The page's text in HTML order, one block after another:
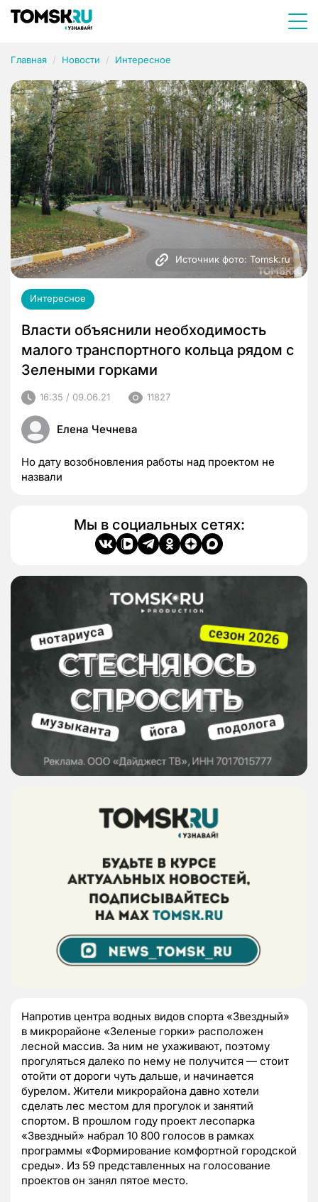
Главная Новости Интересное
Источник фото: Tomsk.ru
Интересное
Власти объяснили необходимость
малого транспортного кольца рядом с
Зелеными горками
16:35 / 09.06.21 11827
Елена Чечнева
Но дату возобновления работы над проектом не
назвали
Мы в социальных сетях:
Напротив центра водных видов спорта «Звездный»
в микрорайоне «Зеленые горки» расположен
лесной массив. За ним не ухаживают, поэтому
прогуляться далеко по нему не получится — стоит
отойти от дороги чуть дальше, и начинается
бурелом. Жители микрорайона давно хотели
сделать лес местом для прогулок и занятий
спортом. В прошлом году проект лесопарка
«Звездный» набрал 10 800 голосов в рамках
программы «Формирование комфортной городской
среды». Из 59 представленных на голосование
проектов он занял пятое место.